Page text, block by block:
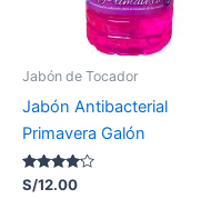
Jabón de Tocador
Jabón Antibacterial
Primavera Galón
Valorado
con
S/12.00